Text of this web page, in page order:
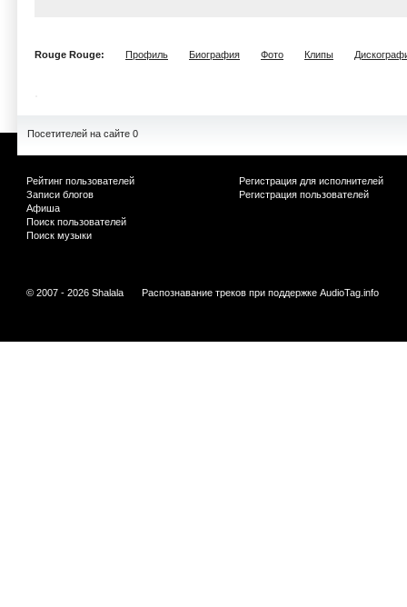
Rouge Rouge: Профиль Биография Фото Клипы
Посетителей на сайте 0
Рейтинг пользователей
Записи блогов
Афиша
Поиск пользователей
Поиск музыки
Регистрация для исполнителей
Регистрация пользователей
© 2007 - 2026 Shalala Распознавание треков при поддержке AudioTag.info